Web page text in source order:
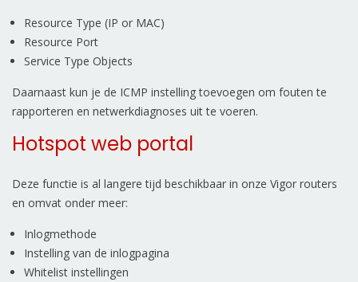
Resource Type (IP or MAC)
Resource Port
Service Type Objects
Daarnaast kun je de ICMP instelling toevoegen om fouten te
rapporteren en netwerkdiagnoses uit te voeren.
Hotspot web portal
Deze functie is al langere tijd beschikbaar in onze Vigor routers
en omvat onder meer:
Inlogmethode
Instelling van de inlogpagina
Whitelist instellingen